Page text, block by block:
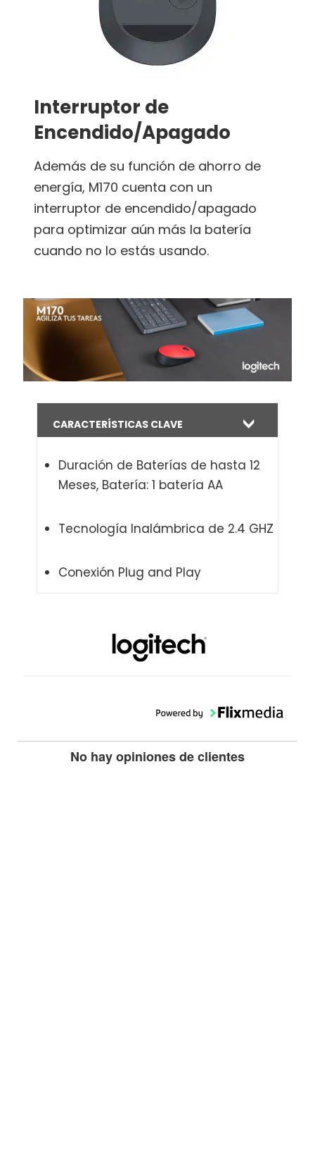
Interruptor de
Encendido/Apagado
Además de su función de ahorro de
energía, M170 cuenta con un
interruptor de encendido/apagado
para optimizar aún más la batería
cuando no lo estás usando.
CARACTERÍSTICAS CLAVE
Duración de Baterías de hasta 12
Meses, Batería: 1 batería AA
Tecnología Inalámbrica de 2.4 GHZ
Conexión Plug and Play
No hay opiniones de clientes